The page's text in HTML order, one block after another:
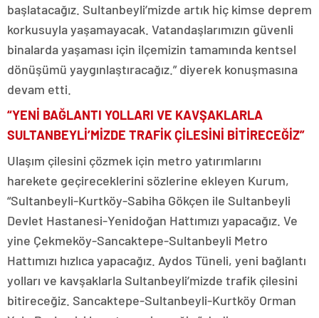
başlatacağız. Sultanbeyli’mizde artık hiç kimse deprem
korkusuyla yaşamayacak. Vatandaşlarımızın güvenli
binalarda yaşaması için ilçemizin tamamında kentsel
dönüşümü yaygınlaştıracağız.” diyerek konuşmasına
devam etti.
“YENİ BAĞLANTI YOLLARI VE KAVŞAKLARLA
SULTANBEYLİ’MİZDE TRAFİK ÇİLESİNİ BİTİRECEĞİZ”
Ulaşım çilesini çözmek için metro yatırımlarını
harekete geçireceklerini sözlerine ekleyen Kurum,
“Sultanbeyli-Kurtköy-Sabiha Gökçen ile Sultanbeyli
Devlet Hastanesi-Yenidoğan Hattımızı yapacağız. Ve
yine Çekmeköy-Sancaktepe-Sultanbeyli Metro
Hattımızı hızlıca yapacağız. Aydos Tüneli, yeni bağlantı
yolları ve kavşaklarla Sultanbeyli’mizde trafik çilesini
bitireceğiz. Sancaktepe-Sultanbeyli-Kurtköy Orman